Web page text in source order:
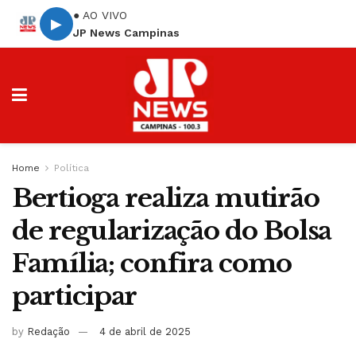
▶
● AO VIVO
JP News Campinas
Home Política
Bertioga realiza mutirão
de regularização do Bolsa
Família; confira como
participar
by Redação 4 de abril de 2025